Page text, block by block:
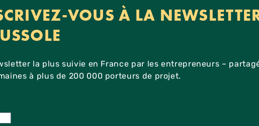
VOUS À LA
la plus suivie en France par les entrepreneurs –
à plus de 200 000 porteurs de projet.